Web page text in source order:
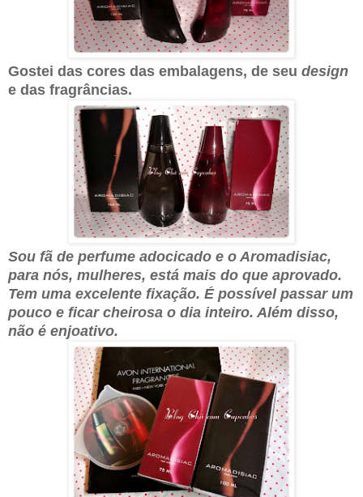
Gostei das cores das embalagens, de seu design
e das fragrâncias.
Sou fã de perfume adocicado e o Aromadisiac,
para nós, mulheres, está mais do que aprovado.
Tem uma excelente fixação. É possível passar um
pouco e ficar cheirosa o dia inteiro. Além disso,
não é enjoativo.